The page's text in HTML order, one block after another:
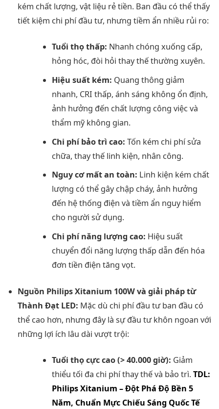
kém chất lượng, vật liệu rẻ tiền. Ban đầu có thể thấy
tiết kiệm chi phí đầu tư, nhưng tiềm ẩn nhiều rủi ro:
Tuổi thọ thấp: Nhanh chóng xuống cấp,
hỏng hóc, đòi hỏi thay thế thường xuyên.
Hiệu suất kém: Quang thông giảm
nhanh, CRI thấp, ánh sáng không ổn định,
ảnh hưởng đến chất lượng công việc và
thẩm mỹ không gian.
Chi phí bảo trì cao: Tốn kém chi phí sửa
chữa, thay thế linh kiện, nhân công.
Nguy cơ mất an toàn: Linh kiện kém chất
lượng có thể gây chập cháy, ảnh hưởng
đến hệ thống điện và tiềm ẩn nguy hiểm
cho người sử dụng.
Chi phí năng lượng cao: Hiệu suất
chuyển đổi năng lượng thấp dẫn đến hóa
đơn tiền điện tăng vọt.
Nguồn Philips Xitanium 100W và giải pháp từ
Thành Đạt LED: Mặc dù chi phí đầu tư ban đầu có
thể cao hơn, nhưng đây là sự đầu tư khôn ngoan với
những lợi ích lâu dài vượt trội:
Tuổi thọ cực cao (> 40.000 giờ): Giảm
thiểu tối đa chi phí thay thế và bảo trì.TDL:
Philips Xitanium – Đột Phá Độ Bền 5
Năm, Chuẩn Mực Chiếu Sáng Quốc Tế